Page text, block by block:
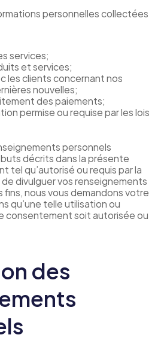
personnelles collectées
services;
et services;
les clients concernant nos
nouvelles;
des paiements;
permise ou requise par les lois
personnels
décrits dans la présente
tel qu’autorisé ou requis par la
divulguer vos renseignements
fins, nous vous demandons votre
qu’une telle utilisation ou
consentement soit autorisée ou
des